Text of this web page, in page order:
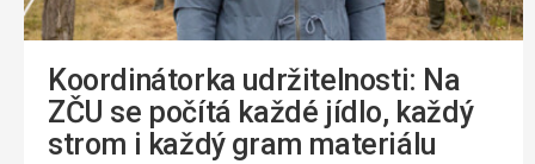
Koordinátorka udržitelnosti: Na
ZČU se počítá každé jídlo, každý
strom i každý gram materiálu